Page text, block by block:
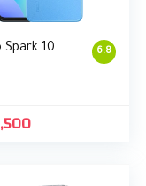
6.8
Spark 10